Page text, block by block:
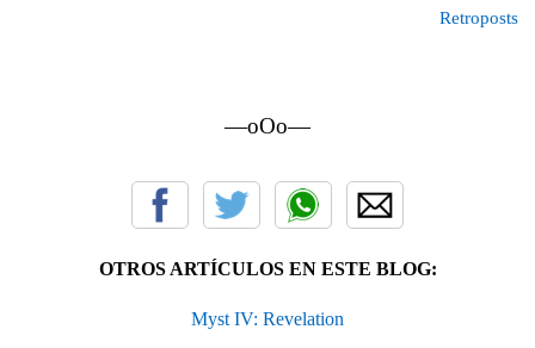
Retroposts
—oOo—
OTROS ARTÍCULOS EN ESTE BLOG:
Myst IV: Revelation